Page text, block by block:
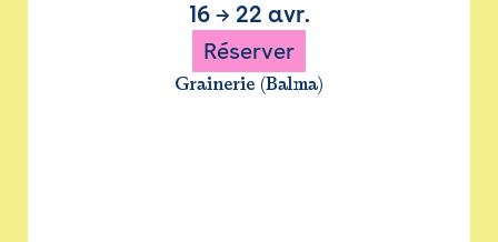
16→ 22 avr.
Réserver
Grainerie (Balma)